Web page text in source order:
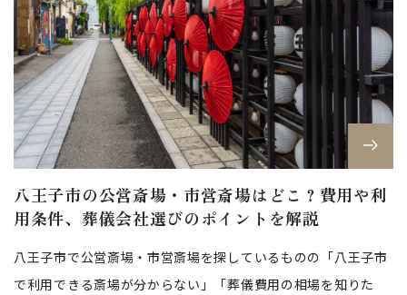
八王子市の公営斎場・市営斎場はどこ？費用や利
用条件、葬儀会社選びのポイントを解説
八王子市で公営斎場・市営斎場を探しているものの「八王子市
で利用できる斎場が分からない」「葬儀費用の相場を知りた